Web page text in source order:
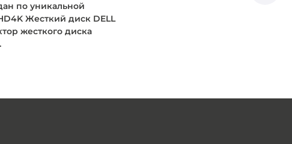
по уникальной
Жесткий диск DELL
жесткого диска